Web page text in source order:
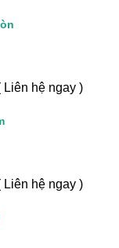
Liên hệ ngay )
Liên hệ ngay )